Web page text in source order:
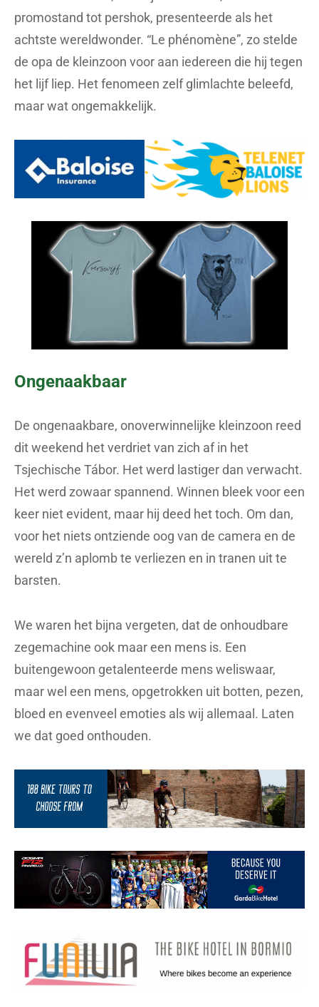
promostand tot pershok, presenteerde als het
achtste wereldwonder. “Le phénomène”, zo stelde
de opa de kleinzoon voor aan iedereen die hij tegen
het lijf liep. Het fenomeen zelf glimlachte beleefd,
maar wat ongemakkelijk.
Ongenaakbaar
De ongenaakbare, onoverwinnelijke kleinzoon reed
dit weekend het verdriet van zich af in het
Tsjechische Tábor. Het werd lastiger dan verwacht.
Het werd zowaar spannend. Winnen bleek voor een
keer niet evident, maar hij deed het toch. Om dan,
voor het niets ontziende oog van de camera en de
wereld z’n aplomb te verliezen en in tranen uit te
barsten.
We waren het bijna vergeten, dat de onhoudbare
zegemachine ook maar een mens is. Een
buitengewoon getalenteerde mens weliswaar,
maar wel een mens, opgetrokken uit botten, pezen,
bloed en evenveel emoties als wij allemaal. Laten
we dat goed onthouden.